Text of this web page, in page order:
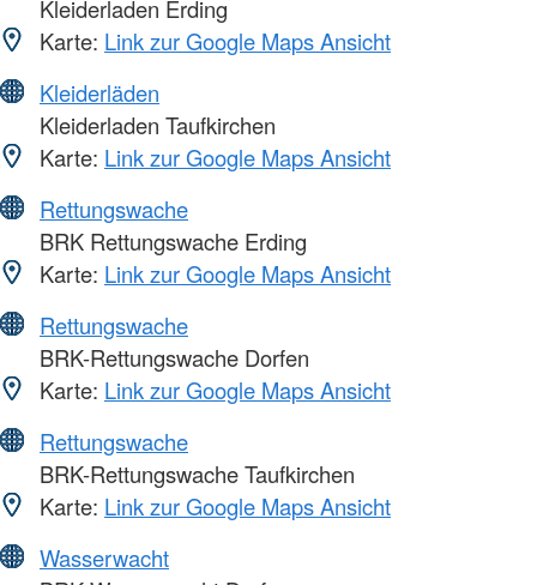
Kleiderladen Erding
Karte: Link zur Google Maps Ansicht
Kleiderläden
Kleiderladen Taufkirchen
Karte: Link zur Google Maps Ansicht
Rettungswache
BRK Rettungswache Erding
Karte: Link zur Google Maps Ansicht
Rettungswache
BRK-Rettungswache Dorfen
Karte: Link zur Google Maps Ansicht
Rettungswache
BRK-Rettungswache Taufkirchen
Karte: Link zur Google Maps Ansicht
Wasserwacht